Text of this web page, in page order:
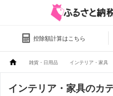
控除額計算はこちら
雑貨・日用品 インテリア・家具
インテリア・家具のカ